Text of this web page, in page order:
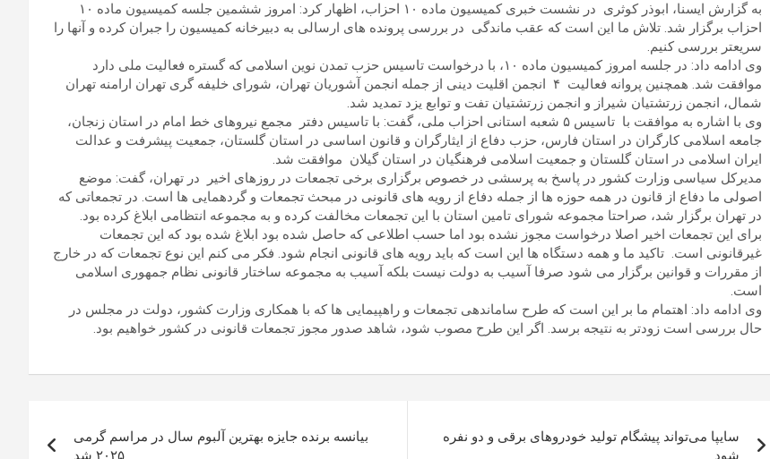
به گزارش ایسنا، ابوذر کوثری در نشست خبری کمیسیون ماده ۱۰ احزاب، اظهار کرد: امروز ششمین جلسه کمیسیون ماده ۱۰
احزاب برگزار شد. تلاش ما این است که عقب ماندگی در بررسی پرونده های ارسالی به دبیرخانه کمیسیون را جبران کرده و آنها را
سریعتر بررسی کنیم.
وی ادامه داد: در جلسه امروز کمیسیون ماده ۱۰، با درخواست تاسیس حزب تمدن نوین اسلامی که گستره فعالیت ملی دارد
موافقت شد. همچنین پروانه فعالیت ۴ انجمن اقلیت دینی از جمله انجمن آشوریان تهران، شورای خلیفه گری تهران ارامنه تهران
شمال، انجمن زرتشتیان شیراز و انجمن زرتشتیان تفت و توابع یزد تمدید شد.
وی با اشاره به موافقت با تاسیس ۵ شعبه استانی احزاب ملی، گفت: با تاسیس دفتر مجمع نیروهای خط امام در استان زنجان،
جامعه اسلامی کارگران در استان فارس، حزب دفاع از ایثارگران و قانون اساسی در استان گلستان، جمعیت پیشرفت و عدالت
ایران اسلامی در استان گلستان و جمعیت اسلامی فرهنگیان در استان گیلان موافقت شد.
مدیرکل سیاسی وزارت کشور در پاسخ به پرسشی در خصوص برگزاری برخی تجمعات در روزهای اخیر در تهران، گفت: موضع
اصولی ما دفاع از قانون در همه حوزه ها از جمله دفاع از رویه های قانونی در مبحث تجمعات و گردهمایی ها است. در تجمعاتی که
در تهران برگزار شد، صراحتا مجموعه شورای تامین استان با این تجمعات مخالفت کرده و به مجموعه انتظامی ابلاغ کرده بود.
برای این تجمعات اخیر اصلا درخواست مجوز نشده بود اما حسب اطلاعی که حاصل شده بود ابلاغ شده بود که این تجمعات
غیرقانونی است. تاکید ما و همه دستگاه ها این است که باید رویه های قانونی انجام شود. فکر می کنم این نوع تجمعات که در خارج
از مقررات و قوانین برگزار می شود صرفا آسیب به دولت نیست بلکه آسیب به مجموعه ساختار قانونی نظام‌ جمهوری اسلامی
است.
وی ادامه داد: اهتمام ما بر این است که طرح ساماندهی تجمعات و راهپیمایی ها که با همکاری وزارت کشور، دولت در مجلس در
حال بررسی است زودتر به نتیجه برسد. اگر این طرح مصوب شود، شاهد صدور مجوز تجمعات قانونی در کشور خواهیم بود.
سایپا می‌تواند پیشگام تولید خودروهای برقی و دو نفره
شود
بیانسه برنده جایزه بهترین آلبوم سال در مراسم گرمی
۲۰۲۵ شد